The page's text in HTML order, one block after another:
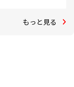
もっと見る